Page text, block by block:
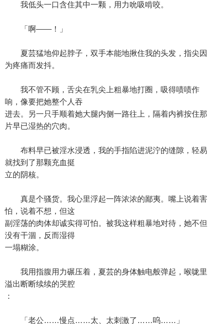
我低头一口含住其中一颗，用力吮吸啃咬。
「啊——！」
夏芸猛地仰起脖子，双手本能地揪住我的头发，指尖因
为疼痛而发抖。
我不管不顾，舌尖在乳尖上粗暴地打圈，吸得啧啧作
响，像要把她整个人吞
进去。另一只手顺着她大腿内侧一路往上，隔着内裤按住那
片早已湿热的穴肉。
布料早已被淫水浸透，我的手指陷进泥泞的缝隙，轻易
就找到了那颗充血挺
立的阴核。
真是个骚货。我心里浮起一阵浓浓的鄙夷。嘴上说着害
怕，说着不想，但这
副淫荡的肉体却诚实得可怕。被我这样粗暴地对待，她不但
没有干涸，反而湿得
一塌糊涂。
我用指腹用力碾压着，夏芸的身体触电般弹起，喉咙里
溢出断断续续的哭腔
：
「老公……慢点……太、太刺激了……呜……」